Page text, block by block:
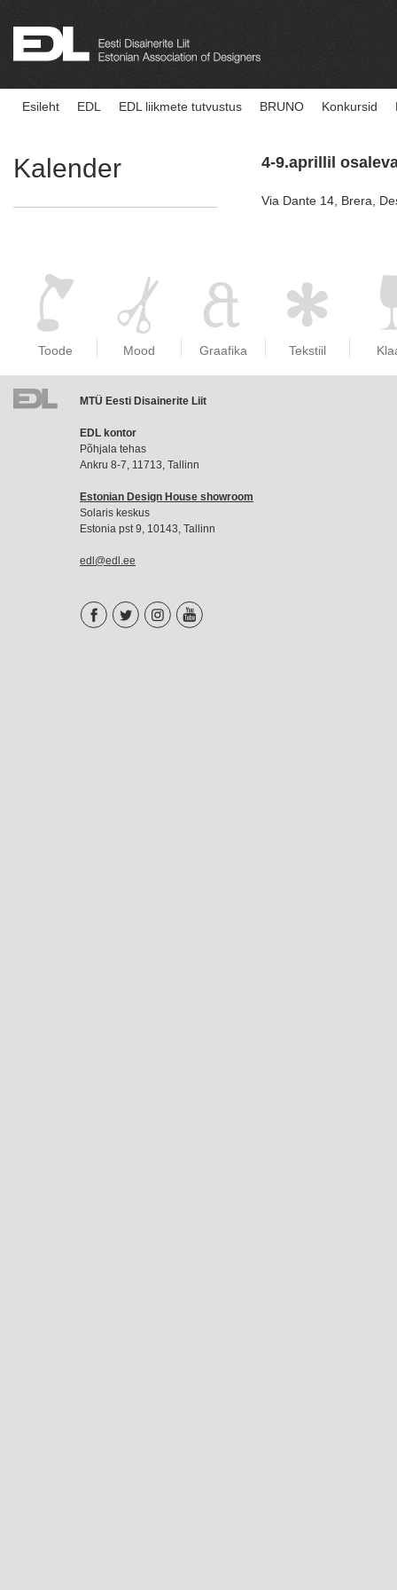
Esileht EDL EDL liikmete tutvustus BRUNO Konkursid
Kalender 4-9.aprillil
Via Dante 14, Brera,
Toode Mood Graafika Tekstiil
liikmemaks
MTÜ Eesti Disainerite Liit
EDL kontor
Põhjala tehas
Ankru 8-7, 11713, Tallinn
Estonian Design House showroom
Solaris keskus
Estonia pst 9, 10143, Tallinn
edl@edl.ee